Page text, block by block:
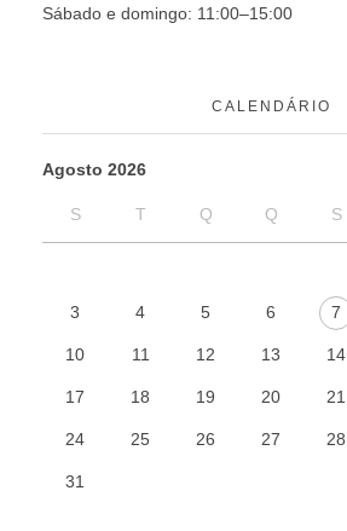
Sábado e domingo: 11:00–15:00
CALENDÁRIO
Agosto 2026
S T Q Q S
3 4 5 6 7
10 11 12 13 14
17 18 19 20 21
24 25 26 27 28
31